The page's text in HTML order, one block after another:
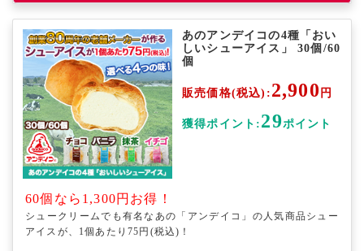
あのアンデイコの4種「おい
しいシューアイス」 30個/60
個
販売価格(税込): 2,900 円
獲得ポイント: 29ポイント
60個なら1,300円お得！
シュークリームでも有名なあの「アンデイコ」の人気商品シュー
アイスが、1個あたり75円(税込)！